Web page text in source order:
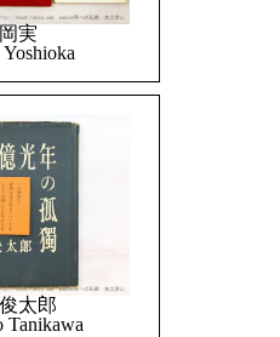
実
太郎
Tanikawa